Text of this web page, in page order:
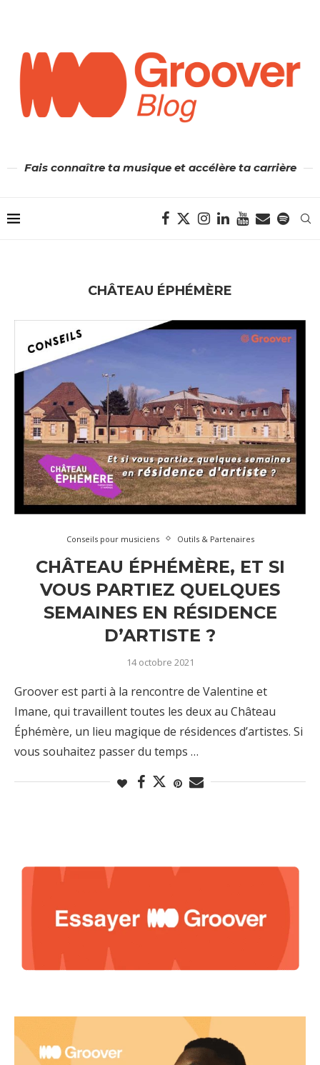
Fais connaître ta musique et accélère ta carrière
CHÂTEAU ÉPHÉMÈRE
Conseils pour musiciens Outils & Partenaires
CHÂTEAU ÉPHÉMÈRE, ET SI
VOUS PARTIEZ QUELQUES
SEMAINES EN RÉSIDENCE
D’ARTISTE ?
14 octobre 2021
Groover est parti à la rencontre de Valentine et
Imane, qui travaillent toutes les deux au Château
Éphémère, un lieu magique de résidences d’artistes. Si
vous souhaitez passer du temps …